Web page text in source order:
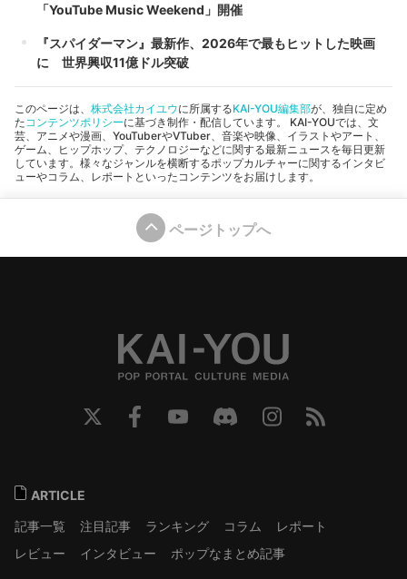
「YouTube Music Weekend」開催
『スパイダーマン』最新作、2026年で最もヒットした映画
に 世界興収11億ドル突破
このページは、 株式会社カイユウに所属するKAI-YOU編集部が、独自に定め
たコンテンツポリシーに基づき制作・配信しています。 KAI-YOUでは、文
芸、アニメや漫画、YouTuberやVTuber、音楽や映像、イラストやアート、
ゲーム、ヒップホップ、テクノロジーなどに関する最新ニュースを毎日更新
しています。様々なジャンルを横断するポップカルチャーに関するインタビ
ューやコラム、レポートといったコンテンツをお届けします。
ページトップへ
ARTICLE
記事一覧
注目記事 ランキング コラム
レポート
レビュー
インタビュー ポップなまとめ記事